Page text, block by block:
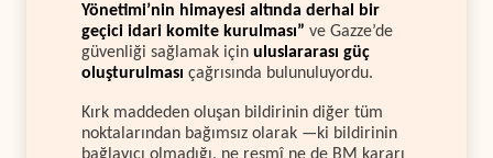
Yönetimi’nin himayesi altında derhal bir
geçici idari komite kurulması” ve Gazze’de
güvenliği sağlamak için uluslararası güç
oluşturulması çağrısında bulunuluyordu.
Kırk maddeden oluşan bildirinin diğer tüm
noktalarından bağımsız olarak —ki bildirinin